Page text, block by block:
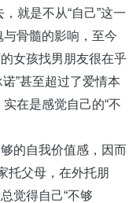
就是不从“自己”这一
骨髓的影响，至今
女孩找男朋友很在乎
”甚至超过了爱情本
实在是感觉自己的“不
的自我价值感，因而
托父母，在外托朋
觉得自己“不够